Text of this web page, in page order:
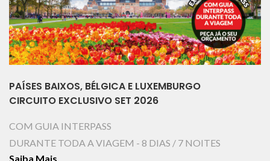
PAÍSES BAIXOS, BÉLGICA E LUXEMBURGO
CIRCUITO EXCLUSIVO SET 2026
COM GUIA INTERPASS
DURANTE TODA A VIAGEM - 8 DIAS / 7 NOITES
Saiba Mais